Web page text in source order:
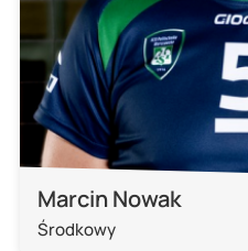
Marcin Nowak
Środkowy